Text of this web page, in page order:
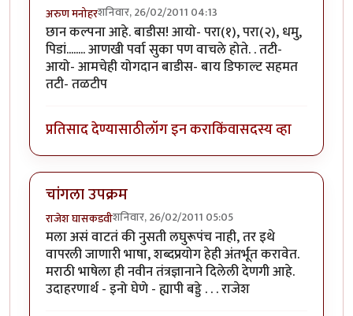
अरुण मनोहरशनिवार, 26/02/2011 04:13
छान कल्पना आहे. बाडीस! आयो- परा(१), परा(२), धमु,
पिडां........ आणखी पर्वा सुका पण वाचले होते. . तटी-
आयो- आमचेही योगदान बाडीस- बाय डिफाल्ट सहमत
तटी- तळटीप
प्रतिसाद देण्यासाठीलॉग इन कराकिंवासदस्य व्हा
चांगला उपक्रम
राजेश घासकडवीशनिवार, 26/02/2011 05:05
मला असं वाटतं की नुसती लघुरूपंच नाही, तर इथे
वापरली जाणारी भाषा, शब्दप्रयोग हेही अंतर्भूत करावेत.
मराठी भाषेला ही नवीन तंत्रज्ञानाने दिलेली देणगी आहे.
उदाहरणार्थ - इनो घेणे - ह्यापी बड्डे . . . राजेश